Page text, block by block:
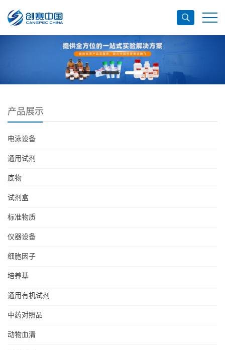
产品展示
电泳设备
通用试剂
底物
试剂盒
标准物质
仪器设备
细胞因子
培养基
通用有机试剂
中药对照品
动物血清